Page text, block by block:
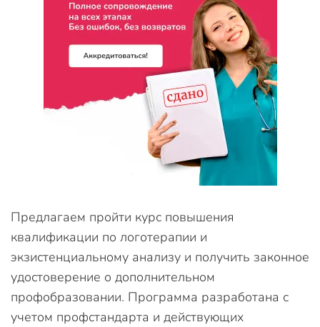
Предлагаем пройти курс повышения
квалификации по логотерапии и
экзистенциальному анализу и получить законное
удостоверение о дополнительном
профобразовании. Программа разработана с
учетом профстандарта и действующих